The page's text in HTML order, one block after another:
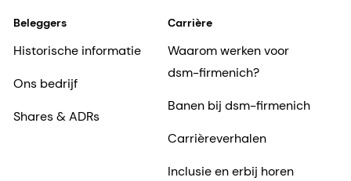
Beleggers
Historische informatie
Ons bedrijf
Shares & ADRs
Carrière
Waarom werken voor
dsm-firmenich?
Banen bij dsm-firmenich
Carrièreverhalen
Inclusie en erbij horen